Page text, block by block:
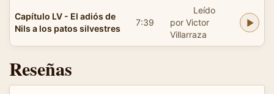
Capítulo LV - El adiós de
Nils a los patos silvestres
7:39
Leído
por Victor
Villarraza
Reseñas